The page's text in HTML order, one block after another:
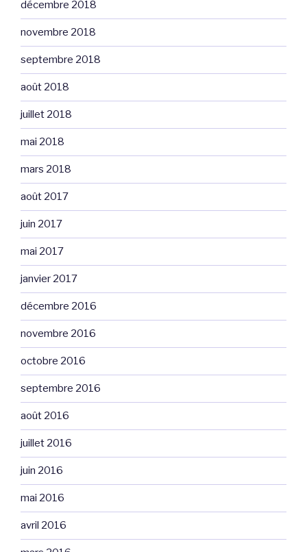
décembre 2018
novembre 2018
septembre 2018
août 2018
juillet 2018
mai 2018
mars 2018
août 2017
juin 2017
mai 2017
janvier 2017
décembre 2016
novembre 2016
octobre 2016
septembre 2016
août 2016
juillet 2016
juin 2016
mai 2016
avril 2016